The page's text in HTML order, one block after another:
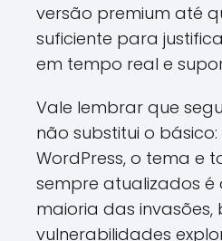
versão premium até
suficiente para
em tempo real e
Vale lembrar que
não substitui o
WordPress, o tema e
sempre atualizados é
maioria das
vulnerabilidades